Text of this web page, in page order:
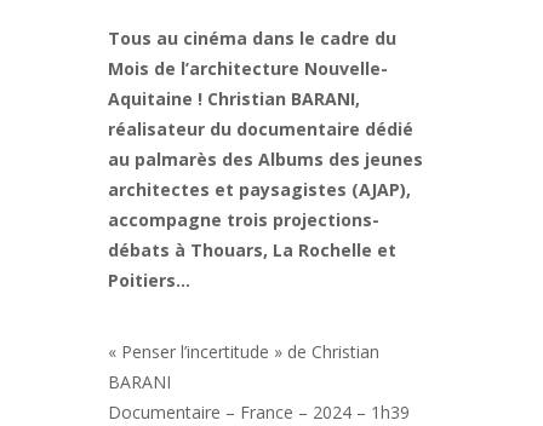
Tous au cinéma dans le cadre du
Mois de l’architecture Nouvelle-
Aquitaine ! Christian BARANI,
réalisateur du documentaire dédié
au palmarès des Albums des jeunes
architectes et paysagistes (AJAP),
accompagne trois projections-
débats à Thouars, La Rochelle et
Poitiers…
« Penser l’incertitude » de Christian
BARANI
Documentaire – France – 2024 – 1h39